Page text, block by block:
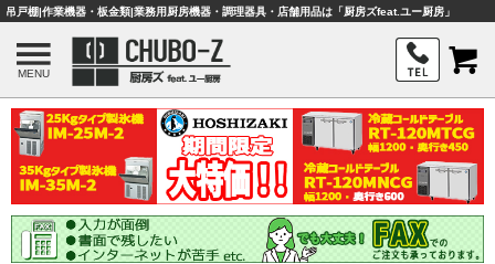
吊戸棚|作業機器・板金類|業務用厨房機器・調理器具・店舗用品は「厨房ズfeat.ユー厨房」
MENU